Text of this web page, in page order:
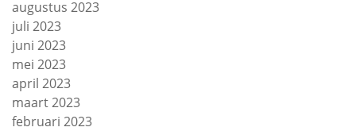
augustus 2023
juli 2023
juni 2023
mei 2023
april 2023
maart 2023
februari 2023